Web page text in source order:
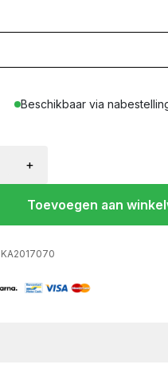
Beschikbaar via
+
Toevoegen aan
KA2017070